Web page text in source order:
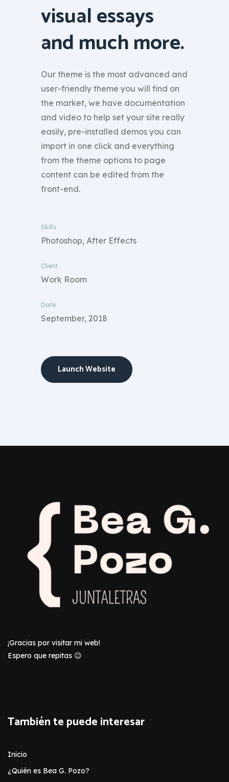
visual essays
and much more.
Our theme is the most advanced and
user-friendly theme you will find on
the market, we have documentation
and video to help set your site really
easily, pre-installed demos you can
import in one click and everything
from the theme options to page
content can be edited from the
front-end.
Skills
Photoshop, After Effects
Client
Work Room
Date
September, 2018
Launch Website
¡Gracias por visitar mi web!
Espero que repitas 😉
También te puede interesar
Inicio
¿Quién es Bea G. Pozo?